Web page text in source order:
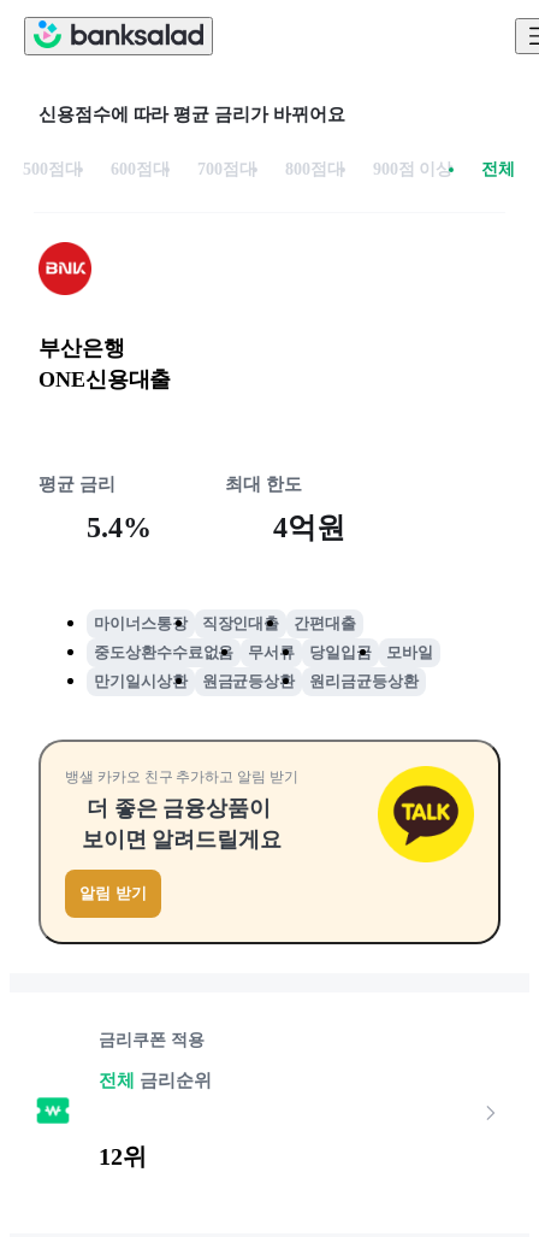
신용점수에 따라 평균 금리가 바뀌어요
500점대 600점대 700점대 800점대 900점 이상 전체
부산은행
ONE신용대출
평균 금리
5.4%
최대 한도
4억원
마이너스통장 직장인대출
간편대출
중도상환수수료없음
무서류 당일입금
모바일
만기일시상환
원금균등상환 원리금균등상환
뱅샐 카카오 친구 추가하고 알림 받기
더 좋은 금융상품이
보이면 알려드릴게요
알림 받기
금리쿠폰 적용
전체 금리순위
12위